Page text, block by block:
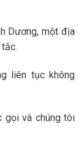
Dương, một địa
liên tục không
gọi và chúng tôi